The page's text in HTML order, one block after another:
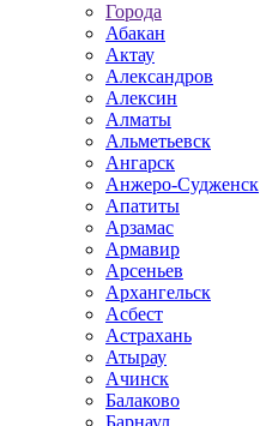
Города
Абакан
Актау
Александров
Алексин
Алматы
Альметьевск
Ангарск
Анжеро-Судженск
Апатиты
Арзамас
Армавир
Арсеньев
Архангельск
Асбест
Астрахань
Атырау
Ачинск
Балаково
Барнаул